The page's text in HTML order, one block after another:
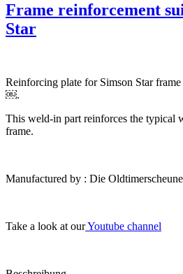
Frame reinforcement
Star
Reinforcing plate for Simson Star
￼.
This weld-in part reinforces the typical
frame.
Manufactured by : Die Oldtimerscheune
Take a look at ourYoutube channel